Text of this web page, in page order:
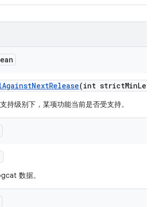
AgainstNextRelease(int strictMin
持级别下，某项功能当前是否受支持。
数据。